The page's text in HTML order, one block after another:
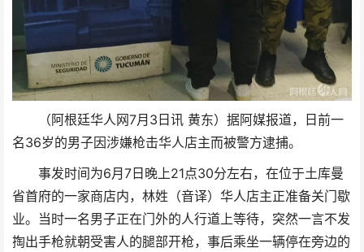
（阿根廷华人网7月3日讯 黄东）据阿媒报道，日前一
名36岁的男子因涉嫌枪击华人店主而被警方逮捕。
事发时间为6月7日晚上21点30分左右，在位于土库曼
省首府的一家商店内，林姓（音译）华人店主正准备关门歇
业。当时一名男子正在门外的人行道上等待，突然一言不发
掏出手枪就朝受害人的腿部开枪，事后乘坐一辆停在旁边的